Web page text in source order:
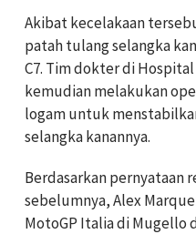
Akibat kecelakaan
patah tulang selangka
C7. Tim dokter di
kemudian melakukan
logam untuk
selangka kanannya.
Berdasarkan pernyataan
sebelumnya, Alex
MotoGP Italia di Mugello